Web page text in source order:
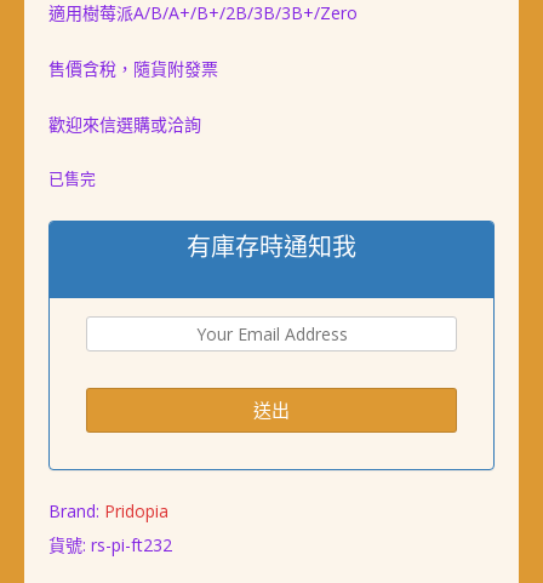
適用樹莓派A/B/A+/B+/2B/3B/3B+/Zero
售價含稅，隨貨附發票
歡迎來信選購或洽詢
已售完
有庫存時通知我
Brand: Pridopia
貨號: rs-pi-ft232